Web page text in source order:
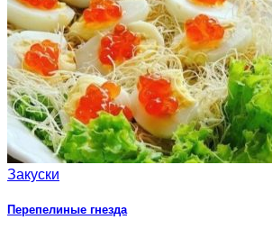
Закуски
Перепелиные гнезда